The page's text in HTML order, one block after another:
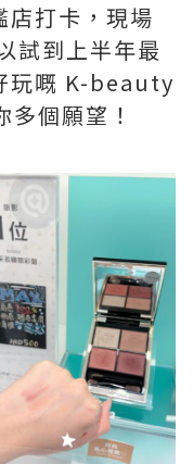
店打卡，現場
試到上半年最
玩嘅 K-beauty
個願望！